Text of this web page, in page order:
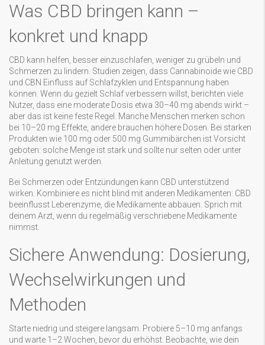
Was CBD bringen kann –
konkret und knapp
CBD kann helfen, besser einzuschlafen, weniger zu grübeln und
Schmerzen zu lindern. Studien zeigen, dass Cannabinoide wie CBD
und CBN Einfluss auf Schlafzyklen und Entspannung haben
können. Wenn du gezielt Schlaf verbessern willst, berichten viele
Nutzer, dass eine moderate Dosis etwa 30–40 mg abends wirkt –
aber das ist keine feste Regel. Manche Menschen merken schon
bei 10–20 mg Effekte, andere brauchen höhere Dosen. Bei starken
Produkten wie 100 mg oder 500 mg Gummibärchen ist Vorsicht
geboten: solche Menge ist stark und sollte nur selten oder unter
Anleitung genutzt werden.
Bei Schmerzen oder Entzündungen kann CBD unterstützend
wirken. Kombiniere es nicht blind mit anderen Medikamenten: CBD
beeinflusst Leberenzyme, die Medikamente abbauen. Sprich mit
deinem Arzt, wenn du regelmäßig verschriebene Medikamente
nimmst.
Sichere Anwendung: Dosierung,
Wechselwirkungen und
Methoden
Starte niedrig und steigere langsam. Probiere 5–10 mg anfangs
und warte 1–2 Wochen, bevor du erhöhst. Beobachte, wie dein